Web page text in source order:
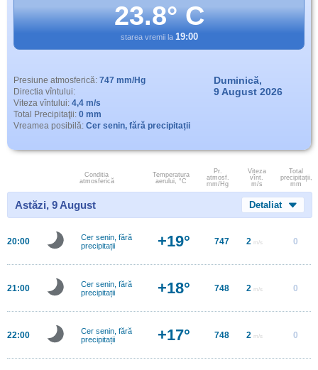
23.8° C
starea vremii la 19:00
Presiune atmosferică: 747 mm/Hg
Directia vîntului:
Viteza vîntului: 4,4 m/s
Total Precipitaţii: 0 mm
Vreamea posibilă: Cer senin, fără precipitații
Duminică,
9 August 2026
Conditia
atmosferică
Temperatura
aerului, °C
Pr.
atmosf.
mm/Hg
Viteza
vînt.
m/s
Total
precipitații,
mm
Astăzi, 9 August Detaliat
20:00
Cer senin, fără
precipitații
+19° 747 2 m/s 0
21:00
Cer senin, fără
precipitații
+18° 748 2 m/s 0
22:00
Cer senin, fără
precipitații
+17° 748 2 m/s 0